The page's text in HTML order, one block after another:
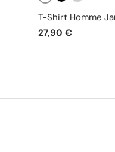
Blanc
T-Shirt Homme
27,90 €